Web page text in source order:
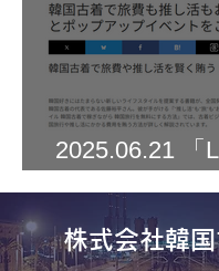
2025.06.21 「
株式会社韓